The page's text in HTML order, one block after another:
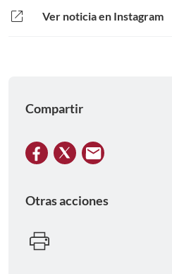
open_in_new Ver noticia en Instagram
Compartir
Otras acciones